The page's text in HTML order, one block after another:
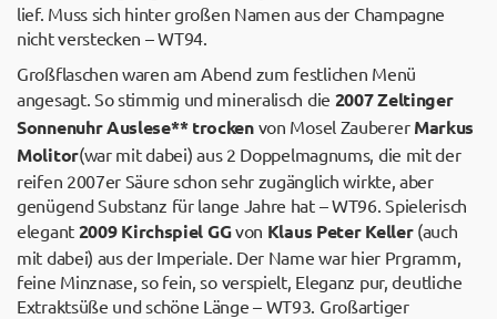
lief. Muss sich hinter großen Namen aus der Champagne
nicht verstecken – WT94.
Großflaschen waren am Abend zum festlichen Menü
angesagt. So stimmig und mineralisch die 2007 Zeltinger
Sonnenuhr Auslese** trockenvon Mosel Zauberer Markus
Molitor(war mit dabei) aus 2 Doppelmagnums, die mit der
reifen 2007er Säure schon sehr zugänglich wirkte, aber
genügend Substanz für lange Jahre hat – WT96. Spielerisch
elegant 2009 Kirchspiel GGvon Klaus Peter Keller(auch
mit dabei) aus der Imperiale. Der Name war hier Prgramm,
feine Minznase, so fein, so verspielt, Eleganz pur, deutliche
Extraktsüße und schöne Länge – WT93. Großartiger